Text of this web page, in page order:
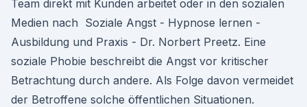
Team direkt mit Kunden arbeitet oder in den sozialen
Medien nach Soziale Angst - Hypnose lernen -
Ausbildung und Praxis - Dr. Norbert Preetz. Eine
soziale Phobie beschreibt die Angst vor kritischer
Betrachtung durch andere. Als Folge davon vermeidet
der Betroffene solche öffentlichen Situationen.